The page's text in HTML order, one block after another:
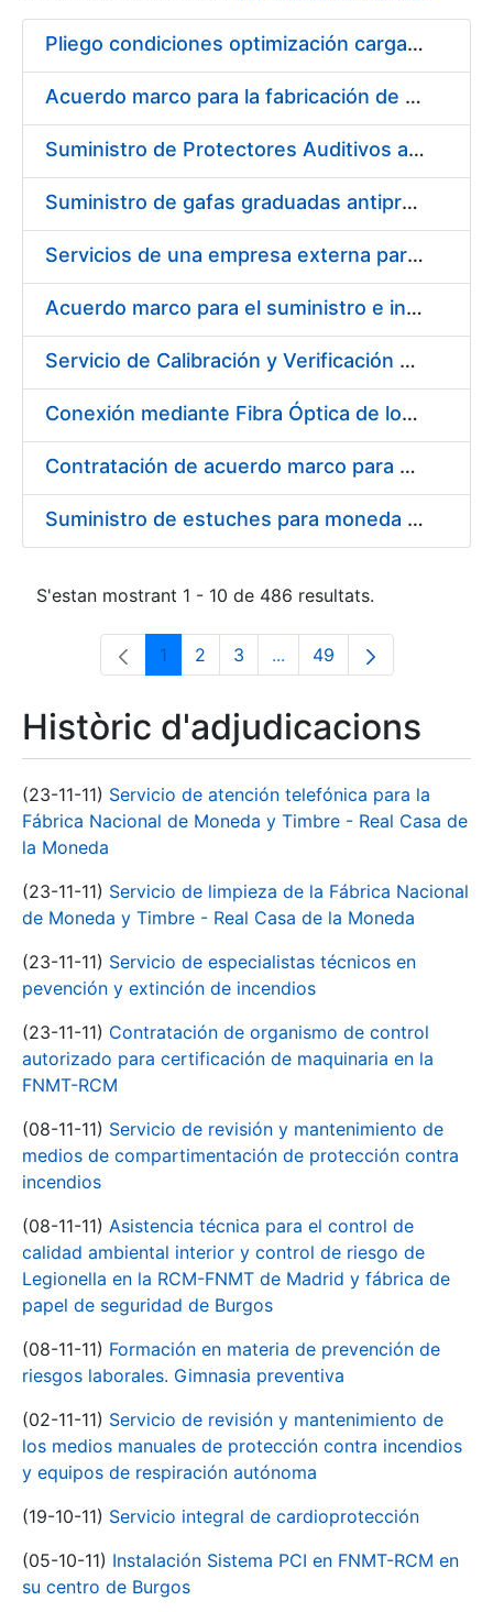
Mostra/Amaga Pliego condiciones optimización cargas compras firmado
Acuerdo marco para la fabricación de piezas
Suministro de Protectores Auditivos a medida para las personas trabajadoras de los Centros de Trabajo de Madrid y Burgos
Suministro de gafas graduadas antiproyecciones para los trabajadores de la FNMT-RCM en los centros de trabajo de Madrid y Burgos
Servicios de una empresa externa para el asesoramiento y resolución de los recursos de alzada que se presentan relacionados con procesos de selección para la FNMT-RCM
Acuerdo marco para el suministro e instalación de persianas, estores y otros complementos
Servicio de Calibración y Verificación Externa de los Equipos de Medición del Servicio de Prevención de la FNMT-RCM
Conexión mediante Fibra Óptica de los Centros de Proceso de Datos (CPDs) de las sedes de la FNMT-RCM de Burgos y Madrid
Contratación de acuerdo marco para el Suministro de Material de Electricidad para la Fábrica Nacional de Moneda y Timbre-Real Casa de la Moneda en su centro de trabajo de Burgos
Suministro de estuches para moneda de 30 €
S'estan mostrant 1 - 10 de 486 resultats.
Pàgina
1 Pàgina
2 Pàgina
3 ...Pàgines intermèdies
Pàgina
49
Històric d'adjudicacions
(23-11-11) Servicio de atención telefónica para la
Fábrica Nacional de Moneda y Timbre - Real Casa de
la Moneda
(23-11-11) Servicio de limpieza de la Fábrica Nacional
de Moneda y Timbre - Real Casa de la Moneda
(23-11-11) Servicio de especialistas técnicos en
pevención y extinción de incendios
(23-11-11) Contratación de organismo de control
autorizado para certificación de maquinaria en la
FNMT-RCM
(08-11-11) Servicio de revisión y mantenimiento de
medios de compartimentación de protección contra
incendios
(08-11-11) Asistencia técnica para el control de
calidad ambiental interior y control de riesgo de
Legionella en la RCM-FNMT de Madrid y fábrica de
papel de seguridad de Burgos
(08-11-11) Formación en materia de prevención de
riesgos laborales. Gimnasia preventiva
(02-11-11) Servicio de revisión y mantenimiento de
los medios manuales de protección contra incendios
y equipos de respiración autónoma
(19-10-11) Servicio integral de cardioprotección
(05-10-11) Instalación Sistema PCI en FNMT-RCM en
su centro de Burgos